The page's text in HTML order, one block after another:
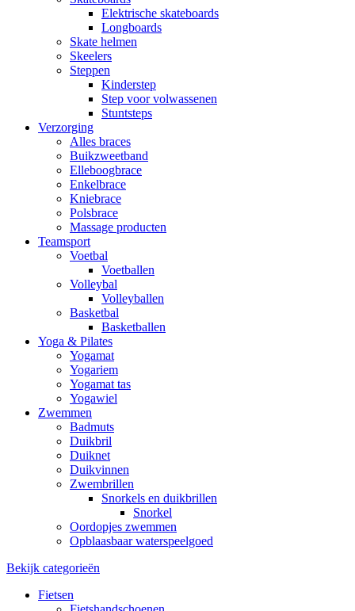
Elektrische skateboards
Longboards
Skate helmen
Skeelers
Steppen
Kinderstep
Step voor volwassenen
Stuntsteps
Verzorging
Alles braces
Buikzweetband
Elleboogbrace
Enkelbrace
Kniebrace
Polsbrace
Massage producten
Teamsport
Voetbal
Voetballen
Volleybal
Volleyballen
Basketbal
Basketballen
Yoga & Pilates
Yogamat
Yogariem
Yogamat tas
Yogawiel
Zwemmen
Badmuts
Duikbril
Duiknet
Duikvinnen
Zwembrillen
Snorkels en duikbrillen
Snorkel
Oordopjes zwemmen
Opblaasbaar waterspeelgoed
Bekijk categorieën
Fietsen